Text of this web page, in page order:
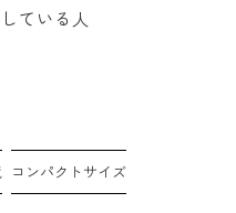
ている人
コンパクトサイズ